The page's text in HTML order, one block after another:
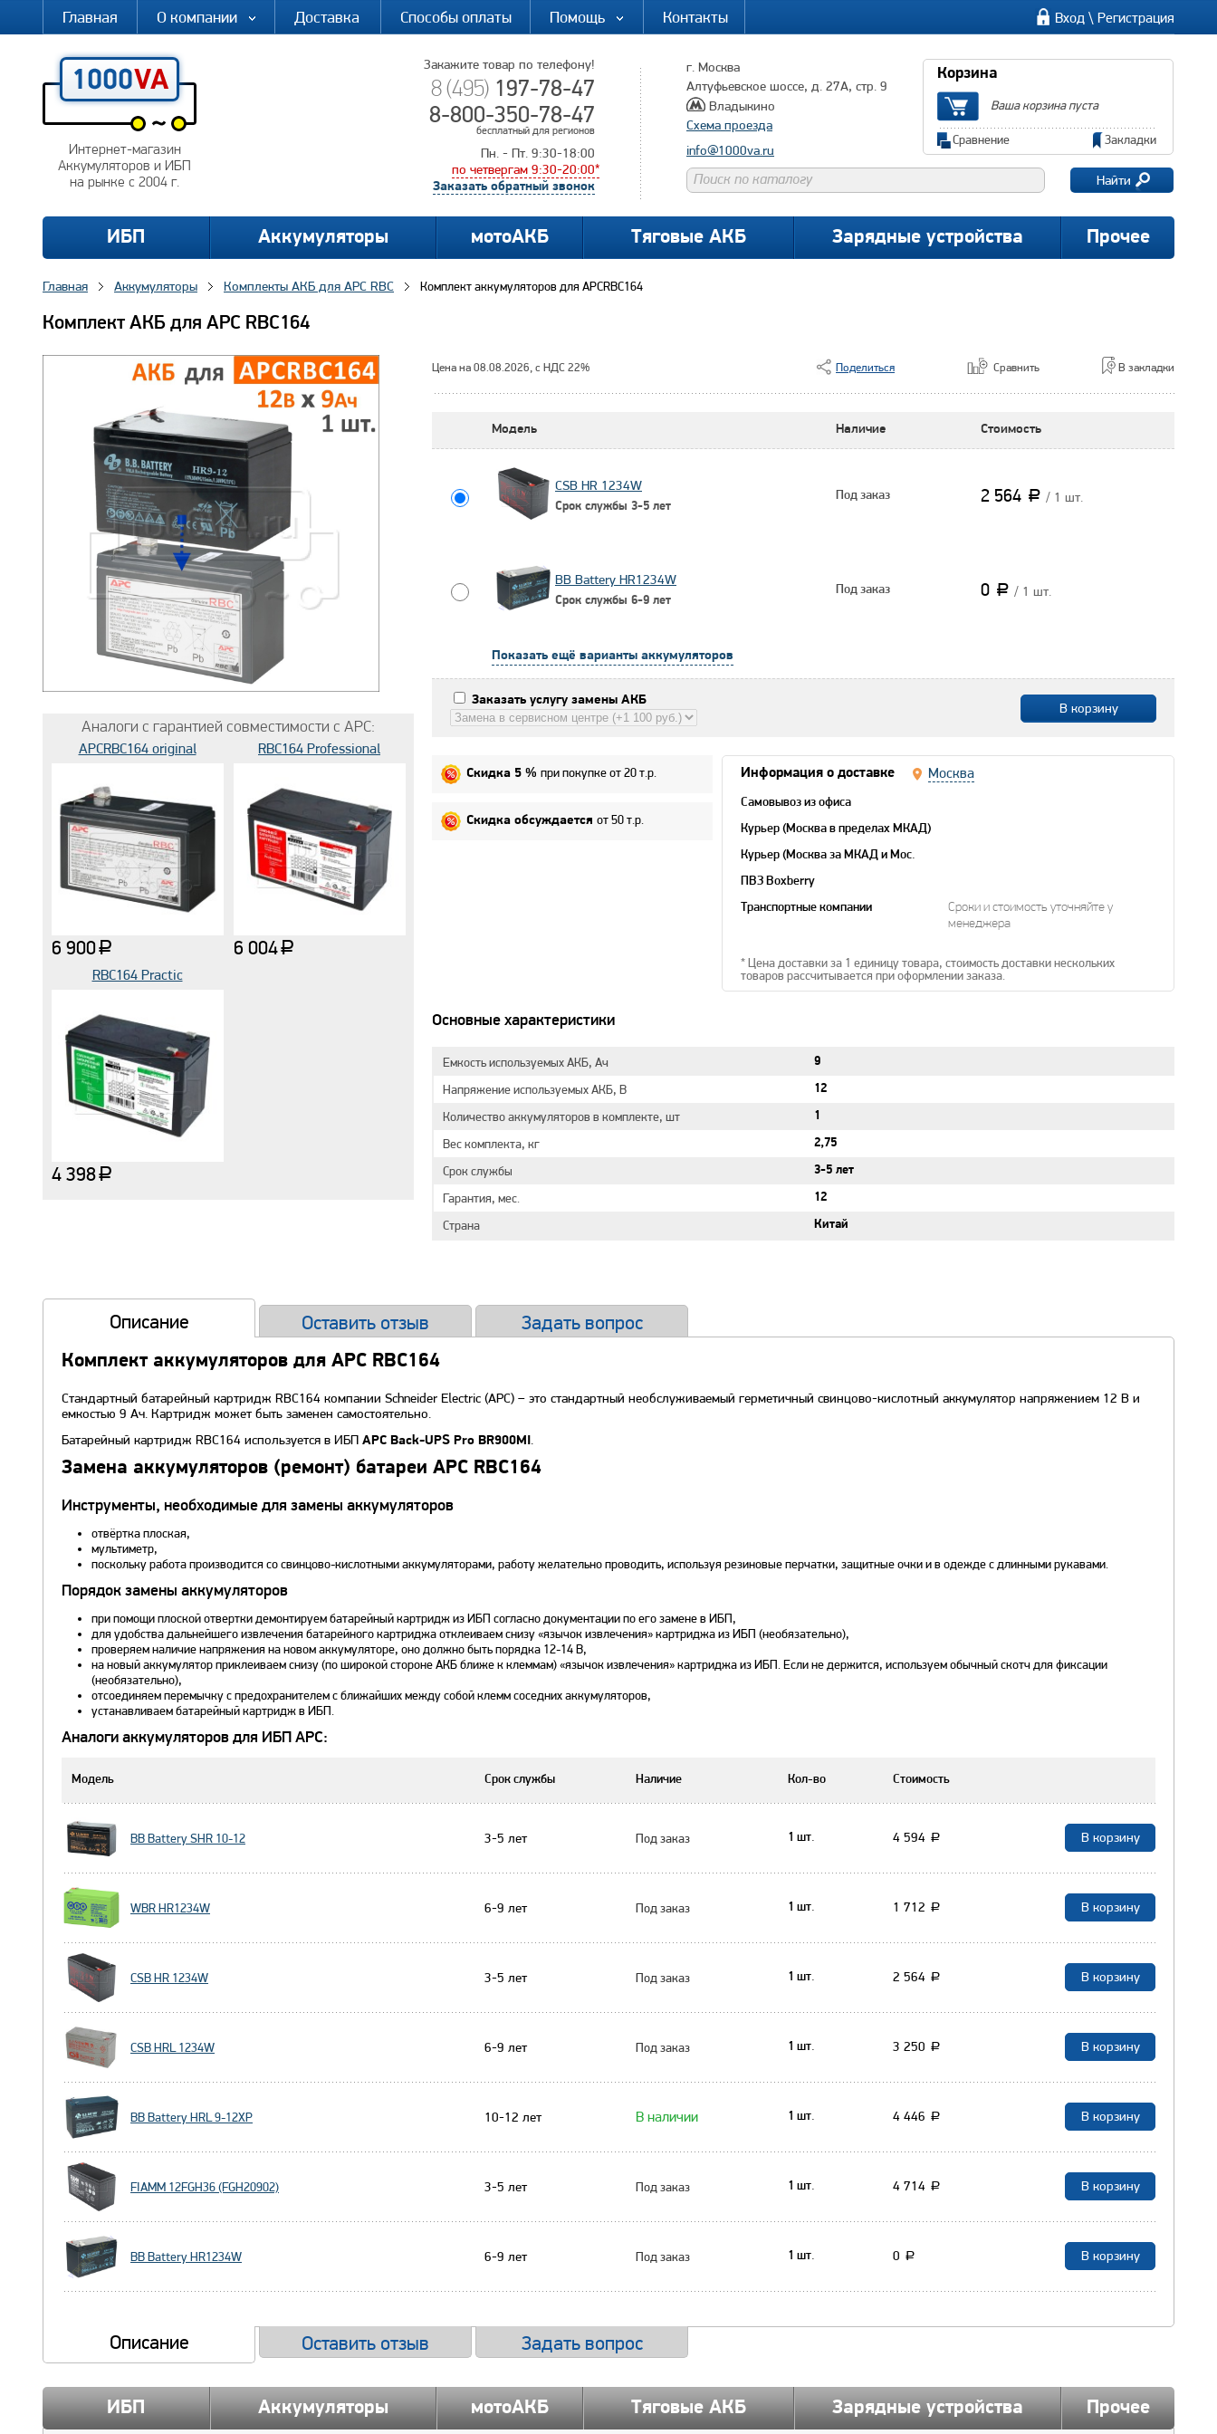
Главная О компании Доставка Способы оплаты Помощь Контакты Вход \ Регистрация
Интернет-магазин
Аккумуляторов и ИБП
на рынке с 2004 г.
Закажите товар по телефону!
8 (495) 197-78-47
8-800-350-78-47
бесплатный для регионов
Пн. - Пт. 9:30-18:00
по четвергам 9:30-20:00*
Заказать обратный звонок
г. Москва
Алтуфьевское шоссе, д. 27А, стр. 9
Владыкино
Схема проезда
info@1000va.ru
Корзина
Ваша корзина пуста
Сравнение Закладки
Найти
ИБП Аккумуляторы мотоАКБ Тяговые АКБ Зарядные устройства Прочее
Главная Аккумуляторы Комплекты АКБ для APC RBC Комплект аккумуляторов для APCRBC164
Комплект АКБ для APC RBC164
Аналоги с гарантией совместимости с APC:
APCRBC164 original
6 900a
RBC164 Professional
6 004a
RBC164 Practic
4 398a
Цена на 08.08.2026, с НДС 22% Поделиться Сравнить В закладки
Модель Наличие Стоимость
CSB HR 1234W
Срок службы 3-5 лет
Под заказ 2 564 a / 1 шт.
BB Battery HR1234W
Срок службы 6-9 лет
Под заказ 0 a / 1 шт.
Показать ещё варианты аккумуляторов
Заказать услугу замены АКБ
Скидка 5 % при покупке от 20 т.р.
Скидка обсуждается от 50 т.р.
Информация о доставке Москва
Самовывоз из офиса
Курьер (Москва в пределах МКАД)
Курьер (Москва за МКАД и Мос.
ПВЗ Boxberry
Транспортные компании
Сроки и стоимость уточняйте у
менеджера
* Цена доставки за 1 единицу товара, стоимость доставки нескольких
товаров рассчитывается при оформлении заказа.
Основные характеристики
Емкость используемых АКБ, Ач 9
Напряжение используемых АКБ, В 12
Количество аккумуляторов в комплекте, шт 1
Вес комплекта, кг 2,75
Срок службы 3-5 лет
Гарантия, мес. 12
Страна Китай
Описание Оставить отзыв Задать вопрос
Комплект аккумуляторов для APC RBC164
Стандартный батарейный картридж RBC164 компании Schneider Electric (APC) – это стандартный необслуживаемый герметичный свинцово-кислотный аккумулятор напряжением 12 В и
емкостью 9 Ач. Картридж может быть заменен самостоятельно.
Батарейный картридж RBC164 используется в ИБП APC Back-UPS Pro BR900MI.
Замена аккумуляторов (ремонт) батареи APC RBC164
Инструменты, необходимые для замены аккумуляторов
отвёртка плоская,
мультиметр,
поскольку работа производится со свинцово-кислотными аккумуляторами, работу желательно проводить, используя резиновые перчатки, защитные очки и в одежде с длинными рукавами.
Порядок замены аккумуляторов
при помощи плоской отвертки демонтируем батарейный картридж из ИБП согласно документации по его замене в ИБП,
для удобства дальнейшего извлечения батарейного картриджа отклеиваем снизу «язычок извлечения» картриджа из ИБП (необязательно),
проверяем наличие напряжения на новом аккумуляторе, оно должно быть порядка 12-14 В,
на новый аккумулятор приклеиваем снизу (по широкой стороне АКБ ближе к клеммам) «язычок извлечения» картриджа из ИБП. Если не держится, используем обычный скотч для фиксации
(необязательно),
отсоединяем перемычку с предохранителем с ближайших между собой клемм соседних аккумуляторов,
устанавливаем батарейный картридж в ИБП.
Аналоги аккумуляторов для ИБП APC:
Модель Срок службы Наличие Кол-во Стоимость
BB Battery SHR 10-12 3-5 лет Под заказ 1 шт. 4 594 a
WBR HR1234W 6-9 лет Под заказ 1 шт. 1 712 a
CSB HR 1234W 3-5 лет Под заказ 1 шт. 2 564 a
CSB HRL 1234W 6-9 лет Под заказ 1 шт. 3 250 a
BB Battery HRL 9-12XP 10-12 лет В наличии 1 шт. 4 446 a
FIAMM 12FGH36 (FGH20902) 3-5 лет Под заказ 1 шт. 4 714 a
BB Battery HR1234W 6-9 лет Под заказ 1 шт. 0 a
Описание Оставить отзыв Задать вопрос
ИБП Аккумуляторы мотоАКБ Тяговые АКБ Зарядные устройства Прочее